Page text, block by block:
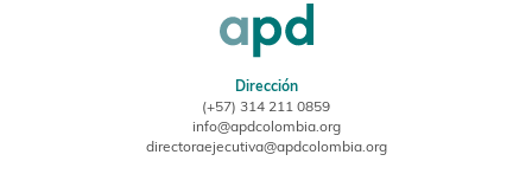
Dirección
(+57) 314 211 0859
info@apdcolombia.org
directoraejecutiva@apdcolombia.org